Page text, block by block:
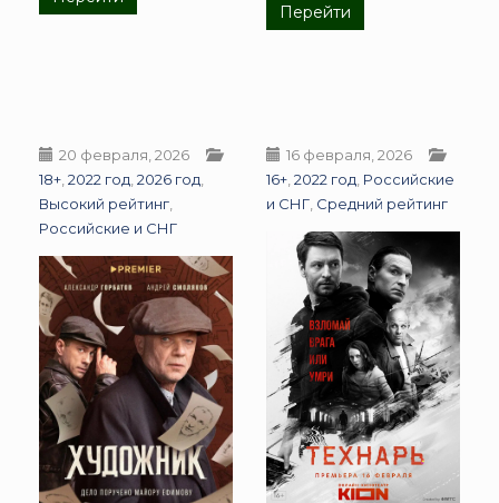
Перейти
20 февраля, 2026
18+ 2022 год 2026 год
Высокий рейтинг
Российские и СНГ
16 февраля, 2026
16+ 2022 год Российские
и СНГ Средний рейтинг